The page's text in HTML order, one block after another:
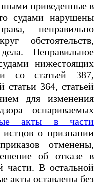
приведенные в
судами нарушены
неправильно
обстоятельств,
Неправильное
нижестоящих
со статьей 387,
статьи 364, статьей
для изменения
оспариваемых
акты в части
истцов о признании
отменены,
об отказе в
части. В остальной
акты оставлены без